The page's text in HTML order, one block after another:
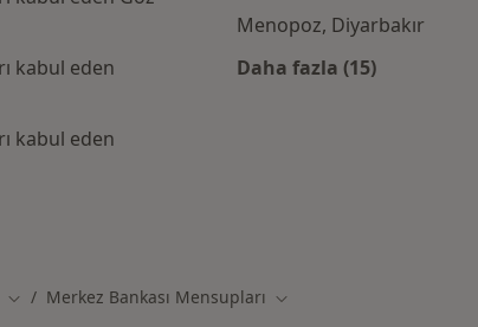
kabul eden
kabul eden
Menopoz, Diyarbakır
Daha fazla (15)
Şehir değiştir
Merkez Bankası Mensupları Şehir değiştir